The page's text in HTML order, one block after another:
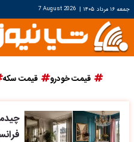
جمعه ۱۶ مرداد ۱۴۰۵ |
7 August 2026
قیمت خودرو قیمت سکه